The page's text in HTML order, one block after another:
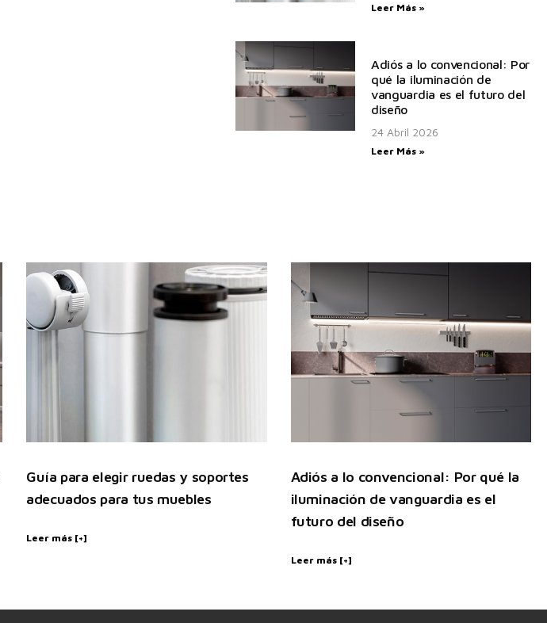
Leer Más »
Adiós a lo convencional: Por
qué la iluminación de
vanguardia es el futuro del
diseño
24 Abril 2026
Leer Más »
Guía para elegir ruedas y soportes
adecuados para tus muebles
Leer más [+]
Adiós a lo convencional: Por qué la
iluminación de vanguardia es el
futuro del diseño
Leer más [+]